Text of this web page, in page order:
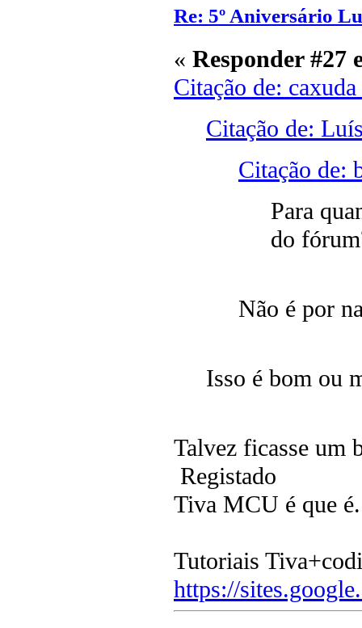
Re: 5º Aniversário
« Responder #27
Citação de:
Citação de:
Citação de:
Para
do
Não é por
Isso é bom ou
Talvez ficasse um
Registado
Tiva MCU é que é.
Tutoriais
https://